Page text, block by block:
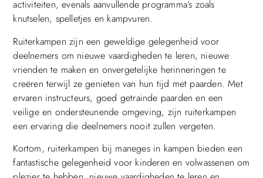
activiteiten, evenals aanvullende programma’s zoals
knutselen, spelletjes en kampvuren.
Ruiterkampen zijn een geweldige gelegenheid voor
deelnemers om nieuwe vaardigheden te leren, nieuwe
vrienden te maken en onvergetelijke herinneringen te
creëren terwijl ze genieten van hun tijd met paarden. Met
ervaren instructeurs, goed getrainde paarden en een
veilige en ondersteunende omgeving, zijn ruiterkampen
een ervaring die deelnemers nooit zullen vergeten.
Kortom, ruiterkampen bij maneges in kampen bieden een
fantastische gelegenheid voor kinderen en volwassenen om